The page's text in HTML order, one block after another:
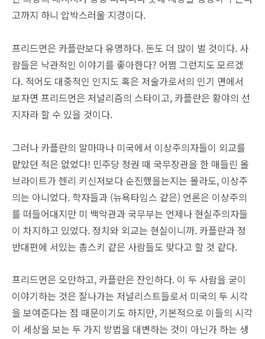
고까지 하니 압박스러울 지경이다.
프리드먼은 카플란보다 유명하다. 돈도 더 많이 벌 것이다. 사
람들은 낙관적인 이야기를 좋아한다? 어쩜 그런지도 모르겠
다. 적어도 대중적인 인지도 혹은 저술가로서의 인기 면에서
보자면 프리드먼은 저널리즘의 스타이고, 카플란은 황야의 선
지자라 할 수 있을 것이다.
그러나 카플란의 말마따나 미국에서 이상주의자들이 외교를
맡았던 적은 없었다! 민주당 정권 때 국무장관을 한 매들린 올
브라이트가 헨리 키신저보다 순진했을는지는 몰라도, 이상주
의는 아니었다. 학자들과 (뉴욕타임스 같은) 언론은 이상주의
를 떠들어대지만 미 백악관과 국무부는 언제나 현실주의자들
이 차지하고 있었다. 정치와 외교는 현실이니까. 카플란과 정
반대편에 서있는 촘스키 같은 사람들도 맞다고 할 것 같다.
프리드먼은 오만하고, 카플란은 잔인하다. 이 두 사람을 굳이
이야기하는 것은 잘나가는 저널리스트들로서 미국의 두 시각
을 보여준다는 점 때문이기도 하지만, 기본적으로 이들의 시각
이 세상을 보는 두 가지 방법을 대변하는 것이 아닌가 하는 생